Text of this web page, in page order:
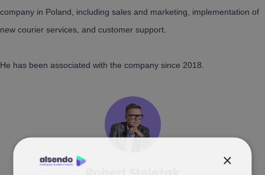
company in Poland, including sales and marketing, implementation of
new courier services, and customer support.
He has been associated with the company since 2018.
×